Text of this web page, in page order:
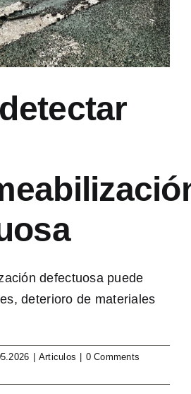
defectuosa puede
deterioro de materiales
| Articulos | 0 Comments